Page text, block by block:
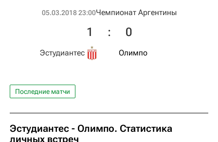
05.03.2018 23:00Чемпионат Аргентины
Эстудиантес
1 : 0
Олимпо
Последние матчи
Эстудиантес - Олимпо. Статистика
личных встреч